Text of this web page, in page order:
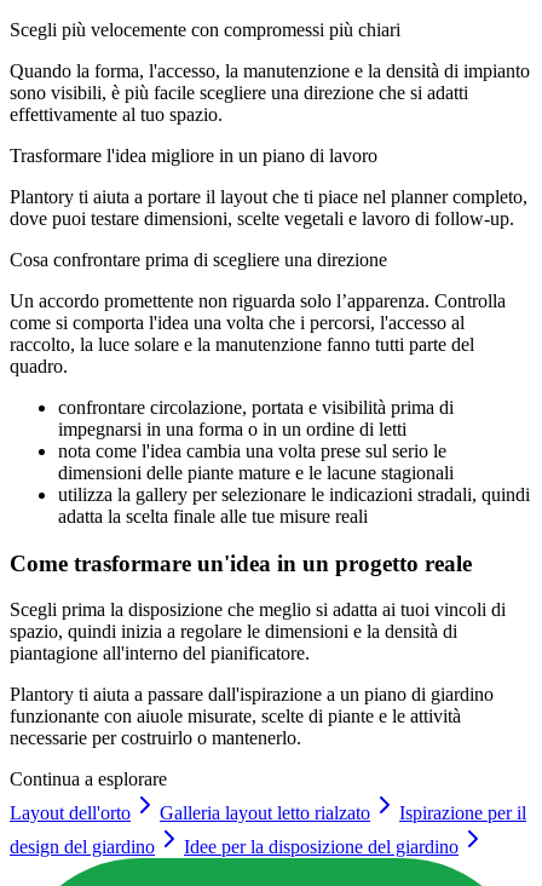
Scegli più velocemente con compromessi più chiari
Quando la forma, l'accesso, la manutenzione e la densità di impianto
sono visibili, è più facile scegliere una direzione che si adatti
effettivamente al tuo spazio.
Trasformare l'idea migliore in un piano di lavoro
Plantory ti aiuta a portare il layout che ti piace nel planner completo,
dove puoi testare dimensioni, scelte vegetali e lavoro di follow-up.
Cosa confrontare prima di scegliere una direzione
Un accordo promettente non riguarda solo l’apparenza. Controlla
come si comporta l'idea una volta che i percorsi, l'accesso al
raccolto, la luce solare e la manutenzione fanno tutti parte del
quadro.
confrontare circolazione, portata e visibilità prima di
impegnarsi in una forma o in un ordine di letti
nota come l'idea cambia una volta prese sul serio le
dimensioni delle piante mature e le lacune stagionali
utilizza la gallery per selezionare le indicazioni stradali, quindi
adatta la scelta finale alle tue misure reali
Come trasformare un'idea in un progetto reale
Scegli prima la disposizione che meglio si adatta ai tuoi vincoli di
spazio, quindi inizia a regolare le dimensioni e la densità di
piantagione all'interno del pianificatore.
Plantory ti aiuta a passare dall'ispirazione a un piano di giardino
funzionante con aiuole misurate, scelte di piante e le attività
necessarie per costruirlo o mantenerlo.
Continua a esplorare
Layout dell'orto
Galleria layout letto rialzato
Ispirazione per il
design del giardino
Idee per la disposizione del giardino